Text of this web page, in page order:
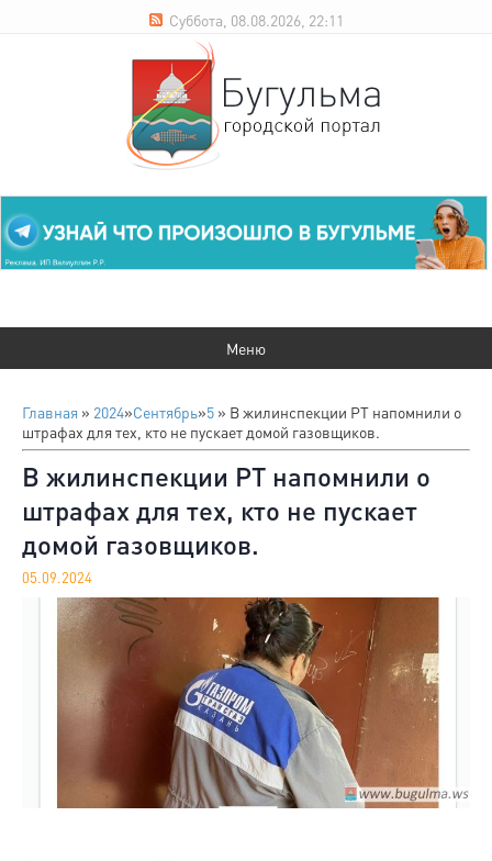
Суббота, 08.08.2026, 22:11
Главная » 2024»Сентябрь»5 » В жилинспекции РТ напомнили о
штрафах для тех, кто не пускает домой газовщиков.
В жилинспекции РТ напомнили о
штрафах для тех, кто не пускает
домой газовщиков.
05.09.2024